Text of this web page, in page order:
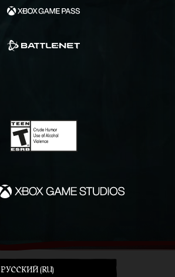
PУССКИЙ (RU)